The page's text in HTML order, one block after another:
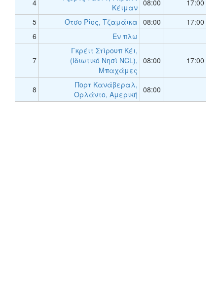
4
Κέιμαν 08:00
17:00
5
Ότσο Ρίος, Τζαμάικα 08:00
17:00
6
Εν πλω
7
Γκρέιτ Στίρουπ Κέι,
(Ιδιωτικό Νησί NCL),
Μπαχάμες
08:00 17:00
8
Πορτ Κανάβεραλ,
Ορλάντο, Αμερική 08:00